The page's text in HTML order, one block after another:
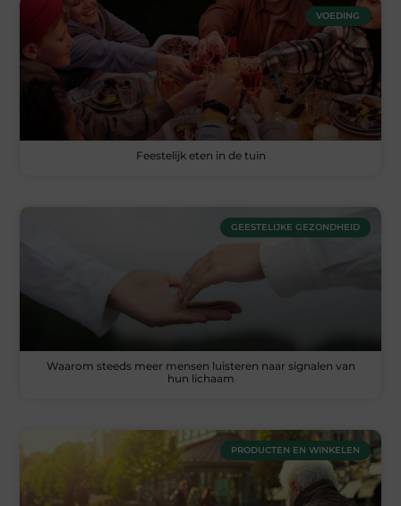
VOEDING
Feestelijk eten in de tuin
GEESTELIJKE GEZONDHEID
Waarom steeds meer mensen luisteren naar signalen van
hun lichaam
PRODUCTEN EN WINKELEN